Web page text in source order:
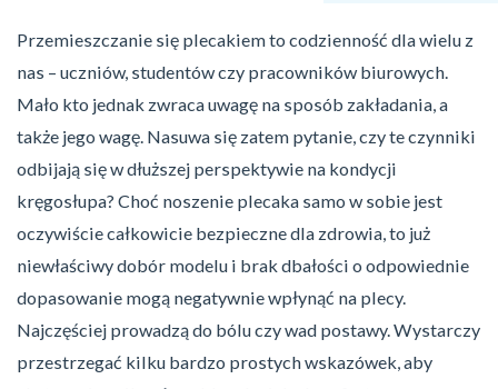
Przemieszczanie się plecakiem to codzienność dla wielu z
nas – uczniów, studentów czy pracowników biurowych.
Mało kto jednak zwraca uwagę na sposób zakładania, a
także jego wagę. Nasuwa się zatem pytanie, czy te czynniki
odbijają się w dłuższej perspektywie na kondycji
kręgosłupa? Choć noszenie plecaka samo w sobie jest
oczywiście całkowicie bezpieczne dla zdrowia, to już
niewłaściwy dobór modelu i brak dbałości o odpowiednie
dopasowanie mogą negatywnie wpłynąć na plecy.
Najczęściej prowadzą do bólu czy wad postawy. Wystarczy
przestrzegać kilku bardzo prostych wskazówek, aby